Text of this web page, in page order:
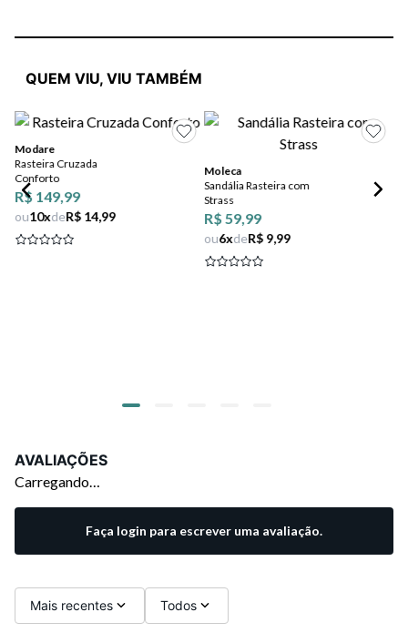
QUEM VIU, VIU TAMBÉM
Modare
Rasteira Cruzada
Conforto
R$ 149,99
ou10xdeR$ 14,99
Moleca
Sandália Rasteira com
Strass
R$ 59,99
ou6xdeR$ 9,99
AVALIAÇÕES
Carregando…
Faça login para escrever uma avaliação.
Mais recentes Todos